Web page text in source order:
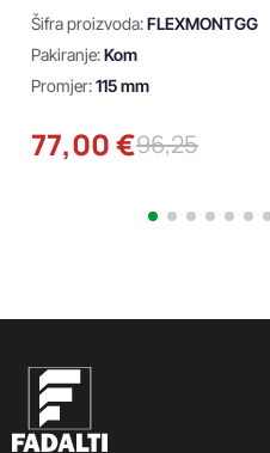
Šifra proizvoda:FLEXMONTGG
Pakiranje:Kom
Promjer:115 mm
77,00 €96,25